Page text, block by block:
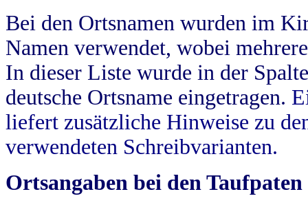
Bei den Ortsnamen wurden im
Namen verwendet, wobei
In dieser Liste wurde in der
deutsche Ortsname eingetragen.
liefert zusätzliche Hinweise zu
verwendeten Schreibvarianten.
Ortsangaben bei den Taufpaten